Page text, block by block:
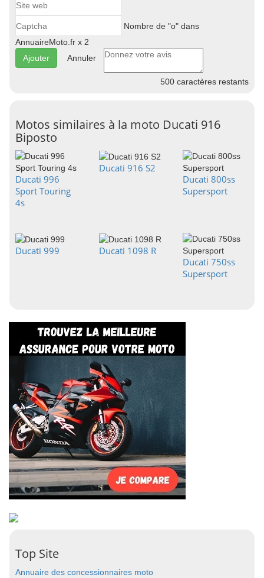
Nombre de "o" dans
AnnuaireMoto.fr x 2
Annuler
500 caractères restants
Motos similaires à la moto Ducati 916
Biposto
Ducati 996
Sport Touring
4s
Ducati 916 S2
Ducati 800ss
Supersport
Ducati 999
Ducati 1098 R
Ducati 750ss
Supersport
Top Site
Annuaire des concessionnaires moto